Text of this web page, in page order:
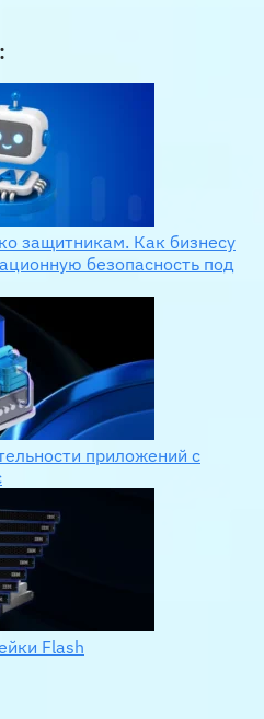
защитникам. Как бизнесу
безопасность под
приложений с
Flash